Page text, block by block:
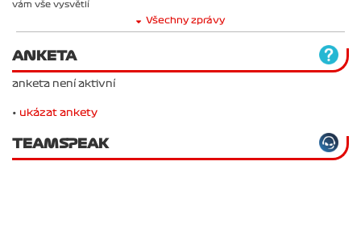
vám vše vysvětlí
Všechny zprávy
ANKETA
anketa není aktivní
• ukázat ankety
TEAMSPEAK